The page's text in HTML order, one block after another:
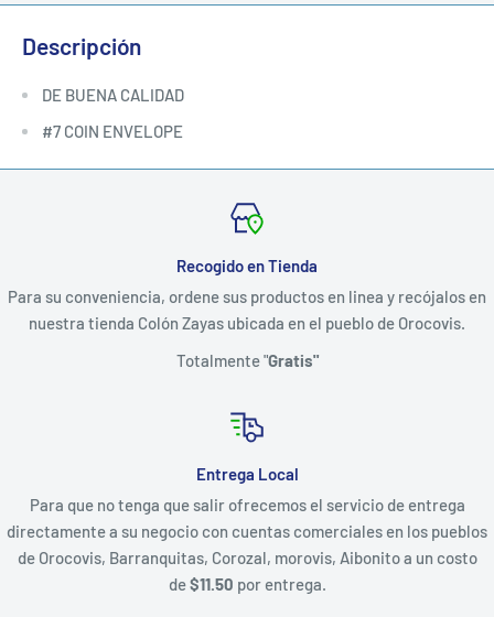
Descripción
DE BUENA CALIDAD
#7 COIN ENVELOPE
Recogido en Tienda
Para su conveniencia, ordene sus productos en linea y recójalos en
nuestra tienda Colón Zayas ubicada en el pueblo de Orocovis.
Totalmente "Gratis"
Entrega Local
Para que no tenga que salir ofrecemos el servicio de entrega
directamente a su negocio con cuentas comerciales en los pueblos
de Orocovis, Barranquitas, Corozal, morovis, Aibonito a un costo
de$11.50 por entrega.